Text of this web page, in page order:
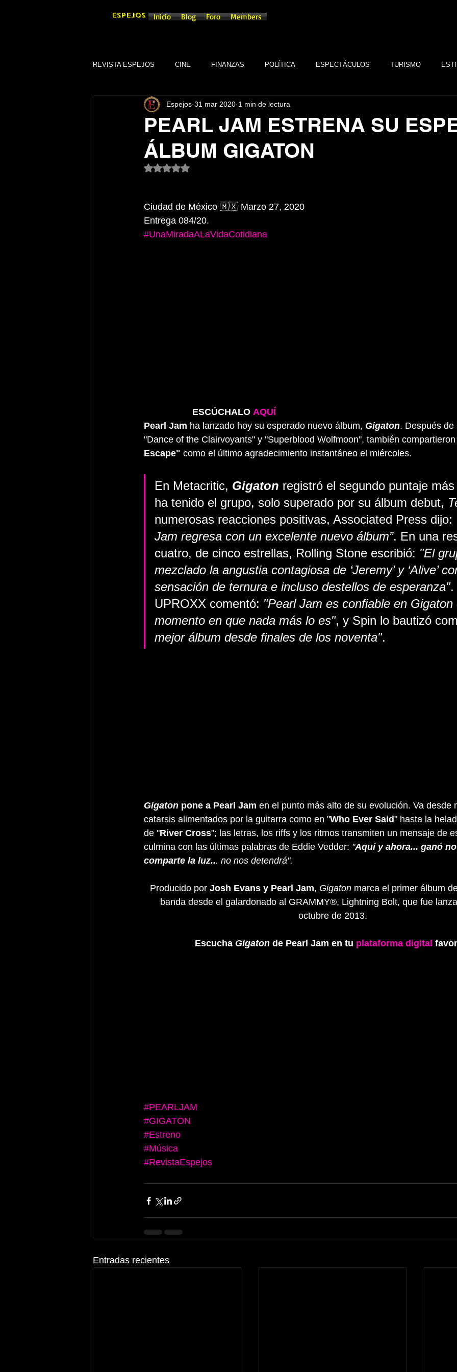
ESPEJOS Inicio Blog Foro Members
REVISTA ESPEJOS CINE FINANZAS POLÍTICA ESPECTÁCULOS TURISMO
DEPORTES SOCIEDAD TECNOLOGÍA TABASCO
SINDICATOS FSTSE CINE ESPECTÁCULOS
PEARL JAM ESTRENA SU
ÁLBUM GIGATON
Espejos 31 mar 2020 1 min de lectura
Obtuvo NaN de 5 estrellas.
Ciudad de México 🇲🇽 Marzo 27, 2020
Entrega 084/20.
#UnaMiradaALaVidaCotidiana
                   ESCÚCHALO
AQUÍ
Pearl Jam ha lanzado hoy su esperado nuevo álbum, Gigaton. Después
"Dance of the Clairvoyants" y "Superblood Wolfmoon", también
Escape" como el último agradecimiento instantáneo el miércoles.
En Metacritic, Gigaton registró el segundo puntaje
ha tenido el grupo, solo superado por su álbum debut,
numerosas reacciones positivas, Associated Press dijo:
Jam regresa con un excelente nuevo álbum”. En una
cuatro, de cinco estrellas, Rolling Stone escribió: "El
mezclado la angustia contagiosa de ‘Jeremy’ y ‘Alive’
sensación de ternura e incluso destellos de esperanza".
UPROXX comentó: "Pearl Jam es confiable en
momento en que nada más lo es", y Spin lo bautizó
mejor álbum desde finales de los noventa".
Gigaton pone a Pearl Jam en el punto más alto de su evolución. Va desde
catarsis alimentados por la guitarra como en "Who Ever Said" hasta la
de "River Cross"; las letras, los riffs y los ritmos transmiten un mensaje de
culmina con las últimas palabras de Eddie Vedder: "Aquí y ahora... ganó
comparte la luz... no nos detendrá".
Producido por Josh Evans y Pearl Jam, Gigaton marca el primer álbum
banda desde el galardonado al GRAMMY®, Lightning Bolt, que fue
octubre de 2013.
Escucha Gigaton de Pearl Jam en tu plataforma digital
#PEARLJAM
#GIGATON
#Estreno
#Música
#RevistaEspejos
Entradas recientes